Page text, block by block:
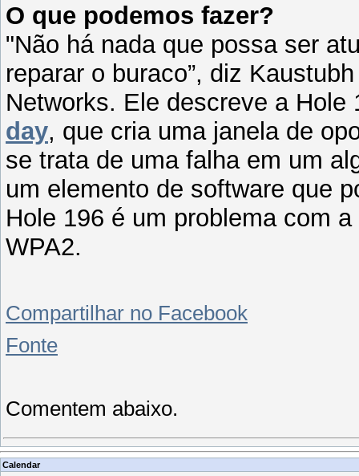
O que podemos fazer?
"Não há nada que possa ser
reparar o buraco”, diz
Networks. Ele descreve a
day, que cria uma janela de
se trata de uma falha em um
um elemento de software que
Hole 196 é um problema com
WPA2.
Compartilhar no Facebook
Fonte
Comentem abaixo.
Calendar